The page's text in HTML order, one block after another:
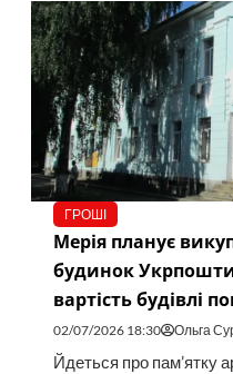
ГРОШІ
Мерія планує
будинок
вартість будівлі
02/07/2026 18:30 Ольга
Йдеться про пам’ятку